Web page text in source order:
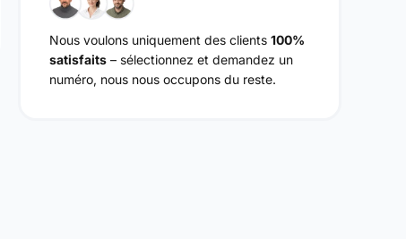
Nous voulons uniquement des clients 100%
satisfaits– sélectionnez et demandez un
numéro, nous nous occupons du reste.